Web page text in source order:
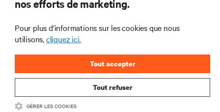
ENTREPRISE
COMMUNIQUEZ AVEC NOUS
nos efforts de marketing.
Pour plus d’informations sur les cookies que nous
utilisons,cliquez ici.
Tout refuser
Tout accepter
GÉRER LES COOKIES